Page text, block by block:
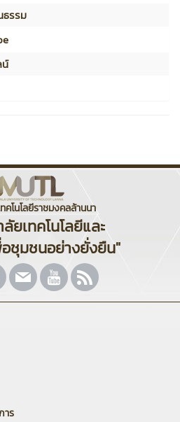
รรม
น์
คโนโลยีราชมงคลล้านนา
ยเทคโนโลยีและ
ชุมชนอย่างยั่งยืน"
าร